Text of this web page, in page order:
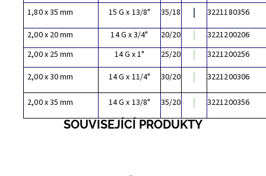
1,80 x 35 mm
15 G x 13/8" 35/18
3221180356
2,00 x 20 mm
14 G x 3/4" 20/20
3221200206
2,00 x 25 mm
14 G x 1" 25/20
3221200256
2,00 x 30 mm
14 G x 11/4" 30/20 3221200306
2,00 x 35 mm 14 G x 13/8" 35/20 3221200356
SOUVISEJÍCÍ PRODUKTY